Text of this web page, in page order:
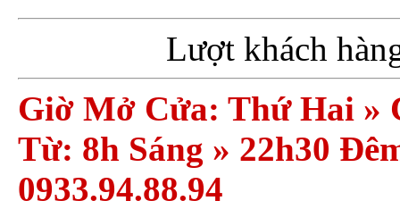
Lượt khách
Giờ Mở Cửa: Thứ Hai »
Từ: 8h Sáng » 22h30
0933.94.88.94